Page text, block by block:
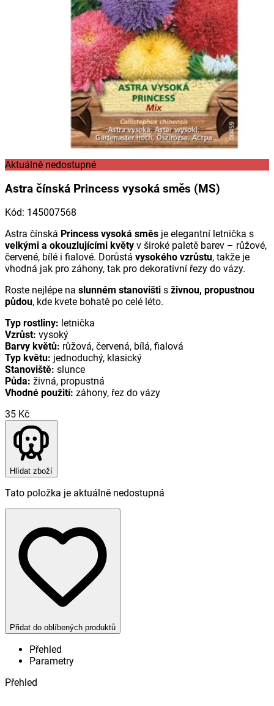
Aktuálně nedostupné
Astra čínská Princess vysoká směs (MS)
Kód: 145007568
Astra čínská Princess vysoká směs je elegantní letnička s
velkými a okouzlujícími květy v široké paletě barev – růžové,
červené, bílé i fialové. Dorůstá vysokého vzrůstu, takže je
vhodná jak pro záhony, tak pro dekorativní řezy do vázy.
Roste nejlépe na slunném stanovišti s živnou, propustnou
půdou, kde kvete bohatě po celé léto.
Typ rostliny: letnička
Vzrůst: vysoký
Barvy květů: růžová, červená, bílá, fialová
Typ květu: jednoduchý, klasický
Stanoviště: slunce
Půda: živná, propustná
Vhodné použití: záhony, řez do vázy
35 Kč
Hlídat zboží
Tato položka je aktuálně nedostupná
Přidat do oblíbených produktů
Přehled
Parametry
Přehled